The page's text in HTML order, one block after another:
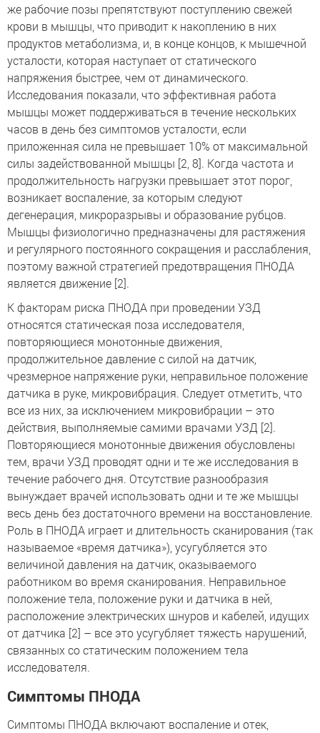
же рабочие позы препятствуют поступлению свежей
крови в мышцы, что приводит к накоплению в них
продуктов метаболизма, и, в конце концов, к мышечной
усталости, которая наступает от статического
напряжения быстрее, чем от динамического.
Исследования показали, что эффективная работа
мышцы может поддерживаться в течение нескольких
часов в день без симптомов усталости, если
приложенная сила не превышает 10% от максимальной
силы задействованной мышцы [2, 8]. Когда частота и
продолжительность нагрузки превышает этот порог,
возникает воспаление, за которым следуют
дегенерация, микроразрывы и образование рубцов.
Мышцы физиологично предназначены для растяжения
и регулярного постоянного сокращения и расслабления,
поэтому важной стратегией предотвращения ПНОДА
является движение [2].
К факторам риска ПНОДА при проведении УЗД
относятся статическая поза исследователя,
повторяющиеся монотонные движения,
продолжительное давление с силой на датчик,
чрезмерное напряжение руки, неправильное положение
датчика в руке, микровибрация. Следует отметить, что
все из них, за исключением микровибрации – это
действия, выполняемые самими врачами УЗД [2].
Повторяющиеся монотонные движения обусловлены
тем, врачи УЗД проводят одни и те же исследования в
течение рабочего дня. Отсутствие разнообразия
вынуждает врачей использовать одни и те же мышцы
весь день без достаточного времени на восстановление.
Роль в ПНОДА играет и длительность сканирования (так
называемое «время датчика»), усугубляется это
величиной давления на датчик, оказываемого
работником во время сканирования. Неправильное
положение тела, положение руки и датчика в ней,
расположение электрических шнуров и кабелей, идущих
от датчика [2] – все это усугубляет тяжесть нарушений,
связанных со статическим положением тела
исследователя.
Симптомы ПНОДА
Симптомы ПНОДА включают воспаление и отек,